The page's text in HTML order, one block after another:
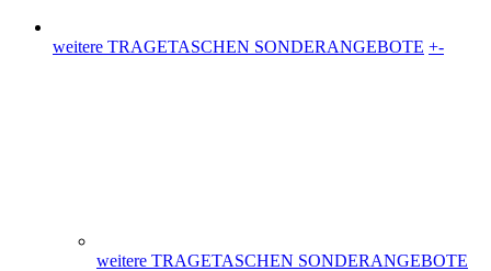
weitere TRAGETASCHEN SONDERANGEBOTE +-
weitere TRAGETASCHEN SONDERANGEBOTE